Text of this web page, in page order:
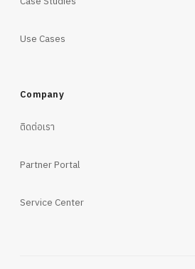
Use Cases
Company
ติดต่อเรา
Partner Portal
Service Center